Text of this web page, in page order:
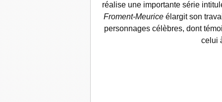
réalise une importante série
Froment-Meurice élargit son
personnages célèbres, dont
celui